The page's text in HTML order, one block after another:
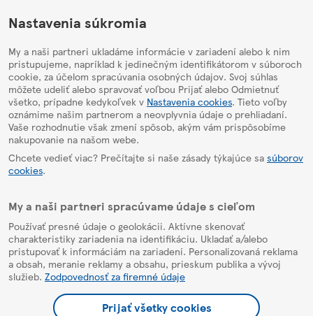
HelpPage
Nastavenia súkromia
My a naši partneri ukladáme informácie v zariadení alebo k nim
pristupujeme, napríklad k jedinečným identifikátorom v súboroch
cookie, za účelom spracúvania osobných údajov. Svoj súhlas
môžete udeliť alebo spravovať voľbou Prijať alebo Odmietnuť
všetko, prípadne kedykoľvek v Nastavenia cookies. Tieto voľby
oznámime našim partnerom a neovplyvnia údaje o prehliadaní.
Vaše rozhodnutie však zmení spôsob, akým vám prispôsobíme
nakupovanie na našom webe.
Chcete vedieť viac? Prečítajte si naše zásady týkajúce sa súborov
cookies.
My a naši partneri spracúvame údaje s cieľom
Používať presné údaje o geolokácii. Aktívne skenovať
charakteristiky zariadenia na identifikáciu. Ukladať a/alebo
pristupovať k informáciám na zariadení. Personalizovaná reklama
a obsah, meranie reklamy a obsahu, prieskum publika a vývoj
služieb. Zodpovednosť za firemné údaje
Prijať všetky cookies